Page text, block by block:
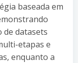
baseada em
de datasets
etapas e
enquanto a